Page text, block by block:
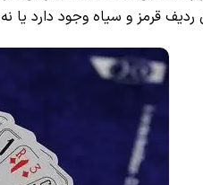
قرمز و سیاه وجود دارد یا